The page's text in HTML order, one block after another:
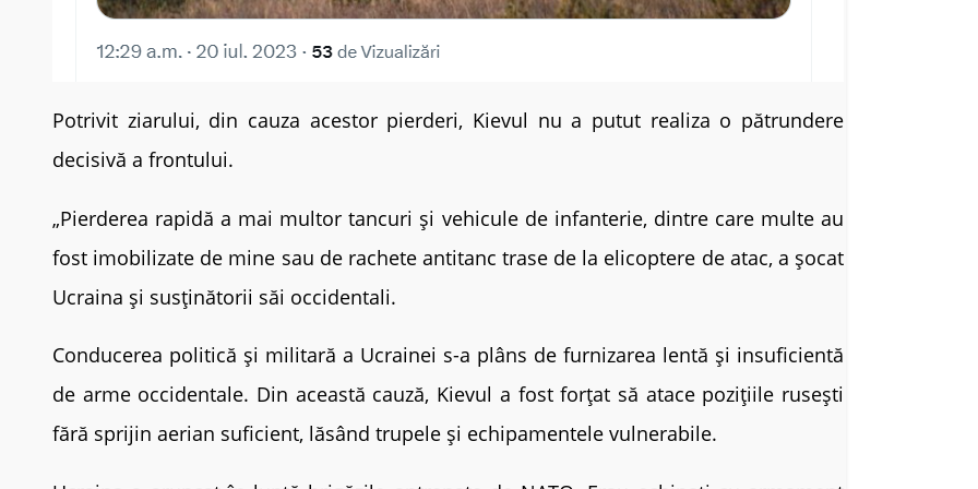
Potrivit ziarului, din cauza acestor pierderi, Kievul nu a putut realiza o pătrundere
decisivă a frontului.
„Pierderea rapidă a mai multor tancuri și vehicule de infanterie, dintre care multe au
fost imobilizate de mine sau de rachete antitanc trase de la elicoptere de atac, a șocat
Ucraina și susținătorii săi occidentali.
Conducerea politică și militară a Ucrainei s-a plâns de furnizarea lentă și insuficientă
de arme occidentale. Din această cauză, Kievul a fost forțat să atace pozițiile rusești
fără sprijin aerian suficient, lăsând trupele și echipamentele vulnerabile.